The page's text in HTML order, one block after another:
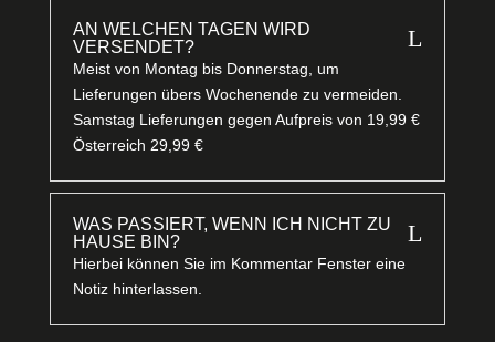
AN WELCHEN TAGEN WIRD
VERSENDET?
L
Meist von Montag bis Donnerstag, um
Lieferungen übers Wochenende zu vermeiden.
Samstag Lieferungen gegen Aufpreis von 19,99 €
Österreich 29,99 €
WAS PASSIERT, WENN ICH NICHT ZU
HAUSE BIN?
L
Hierbei können Sie im Kommentar Fenster eine
Notiz hinterlassen.